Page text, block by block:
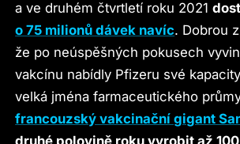
a ve druhém čtvrtletí roku 2021
o 75 milionů dávek navíc. Dobrou
že po neúspěšných pokusech
vakcínu nabídly Pfizeru své
velká jména farmaceutického
francouzský vakcinační gigant